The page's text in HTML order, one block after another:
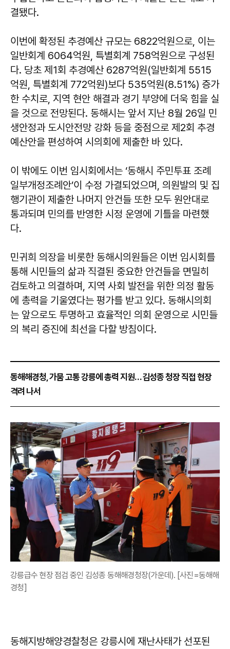
결됐다.
이번에 확정된 추경예산 규모는 6822억원으로, 이는
일반회계 6064억원, 특별회계 758억원으로 구성된
다. 당초 제1회 추경예산 6287억원(일반회계 5515
억원, 특별회계 772억원)보다 535억원(8.51%) 증가
한 수치로, 지역 현안 해결과 경기 부양에 더욱 힘을 실
을 것으로 전망된다. 동해시는 앞서 지난 8월 26일 민
생안정과 도시안전망 강화 등을 중점으로 제2회 추경
예산안을 편성하여 시의회에 제출한 바 있다.
이 밖에도 이번 임시회에서는 ‘동해시 주민투표 조례
일부개정조례안’이 수정 가결되었으며, 의원발의 및 집
행기관이 제출한 나머지 안건들 또한 모두 원안대로
통과되며 민의를 반영한 시정 운영에 기틀을 마련했
다.
민귀희 의장을 비롯한 동해시의원들은 이번 임시회를
통해 시민들의 삶과 직결된 중요한 안건들을 면밀히
검토하고 의결하며, 지역 사회 발전을 위한 의정 활동
에 총력을 기울였다는 평가를 받고 있다. 동해시의회
는 앞으로도 투명하고 효율적인 의회 운영으로 시민들
의 복리 증진에 최선을 다할 방침이다.
동해해경청, 가뭄 고통 강릉에 총력 지원… 김성종 청장 직접 현장
격려 나서
강릉급수 현장 점검 중인 김성종 동해해경청장(가운데). [사진=동해해
경청]
동해지방해양경찰청은 강릉시에 재난사태가 선포된